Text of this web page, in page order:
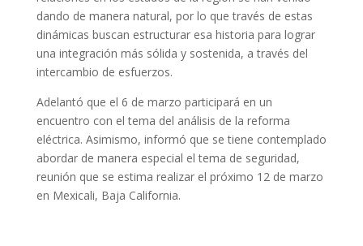
dando de manera natural, por lo que través de estas
dinámicas buscan estructurar esa historia para lograr
una integración más sólida y sostenida, a través del
intercambio de esfuerzos.
Adelantó que el 6 de marzo participará en un
encuentro con el tema del análisis de la reforma
eléctrica. Asimismo, informó que se tiene contemplado
abordar de manera especial el tema de seguridad,
reunión que se estima realizar el próximo 12 de marzo
en Mexicali, Baja California.